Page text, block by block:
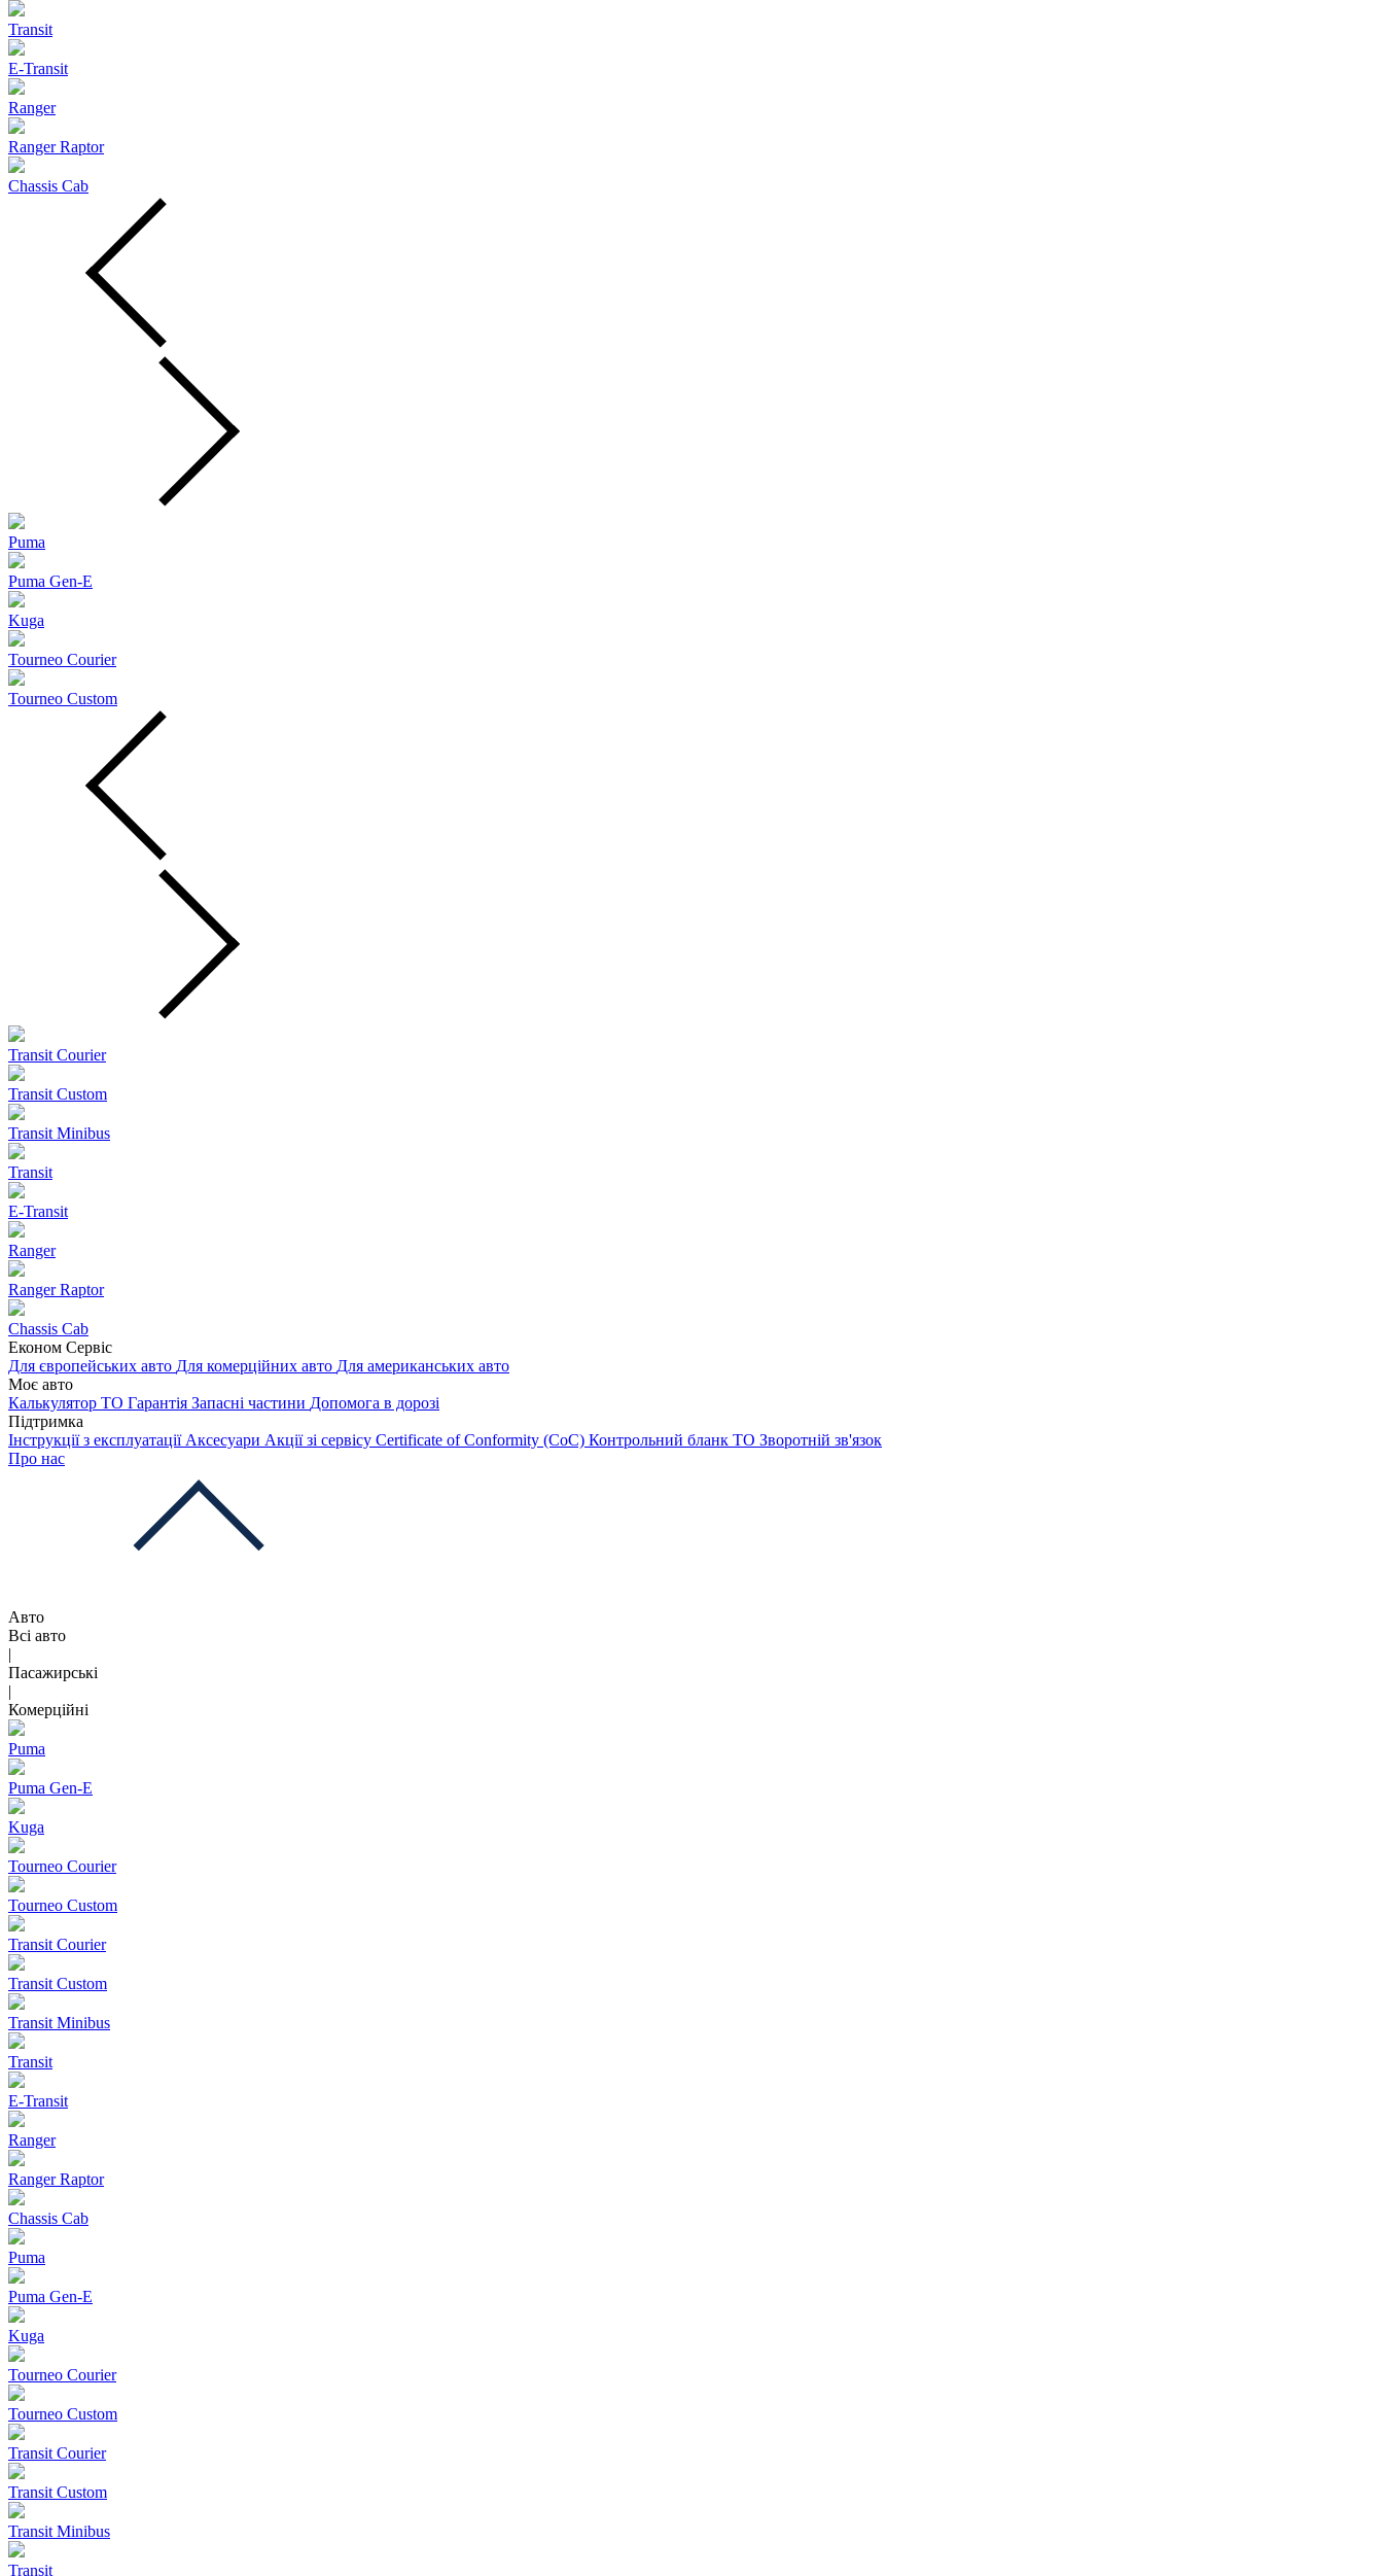
Transit
E-Transit
Ranger
Ranger Raptor
Chassis Cab
Puma
Puma Gen‑E
Kuga
Tourneo Courier
Tourneo Custom
Transit Courier
Transit Custom
Transit Minibus
Transit
E-Transit
Ranger
Ranger Raptor
Chassis Cab
Економ Сервіс
Для європейських авто Для комерційних авто Для американських авто
Моє авто
Калькулятор ТО Гарантія Запасні частини Допомога в дорозі
Підтримка
Інструкції з експлуатації Аксесуари Акції зі сервісу Certificate of Conformity (CoC) Контрольний бланк ТО Зворотній зв'язок
Про нас
Авто
Всі авто
|
Пасажирські
|
Комерційні
Puma
Puma Gen‑E
Kuga
Tourneo Courier
Tourneo Custom
Transit Courier
Transit Custom
Transit Minibus
Transit
E-Transit
Ranger
Ranger Raptor
Chassis Cab
Puma
Puma Gen‑E
Kuga
Tourneo Courier
Tourneo Custom
Transit Courier
Transit Custom
Transit Minibus
Transit